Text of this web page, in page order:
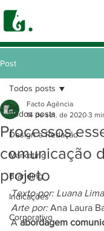
Post
Todos posts
Design e Redação
Marketing
Branding
Indicações
Corporativo
Todos posts
Processos
comunicação
projeto
Facto Agência
14 de set. de 2020 3
Texto por: Luana Lima
Arte por: Ana Laura
A abordagem